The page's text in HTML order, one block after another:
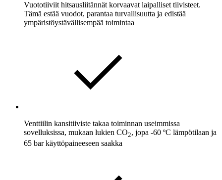
Vuototiiviit hitsausliitännät korvaavat laipalliset tiivisteet.
Tämä estää vuodot, parantaa turvallisuutta ja edistää
ympäristöystävällisempää toimintaa
Venttiilin kansitiiviste takaa toiminnan useimmissa
sovelluksissa, mukaan lukien CO2, jopa -60 ºC lämpötilaan ja
65 bar käyttöpaineeseen saakka